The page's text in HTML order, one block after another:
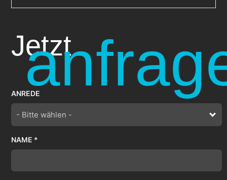
Jetzt
ANREDE
- Bitte wählen -
NAME *